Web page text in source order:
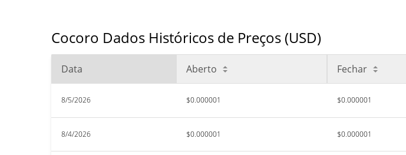
Cocoro Dados Históricos de Preços (USD)
Data Aberto Fechar
8/5/2026 $0.000001 $0.000001
8/4/2026 $0.000001 $0.000001